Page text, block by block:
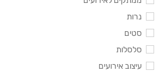
נרות
סטים
סלסלות
עיצוב אירועים